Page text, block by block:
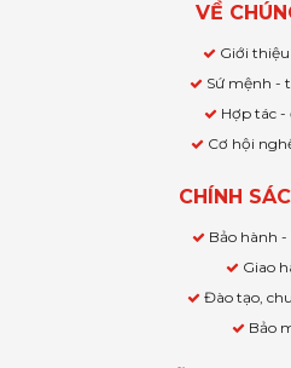
VỀ
Giới
Sứ mệnh -
Hợp tác
Cơ hội
CHÍNH
Bảo hành
Giao
Đào tạo,
Bảo